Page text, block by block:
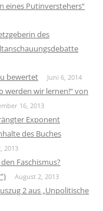
eines Putinverstehers“
des
bewertet Juni 6, 2014
werden wir lernen!“ von
16, 2013
Exponent
des Buches
2013
Faschismus?
August 2, 2013
2 aus „Unpolitische